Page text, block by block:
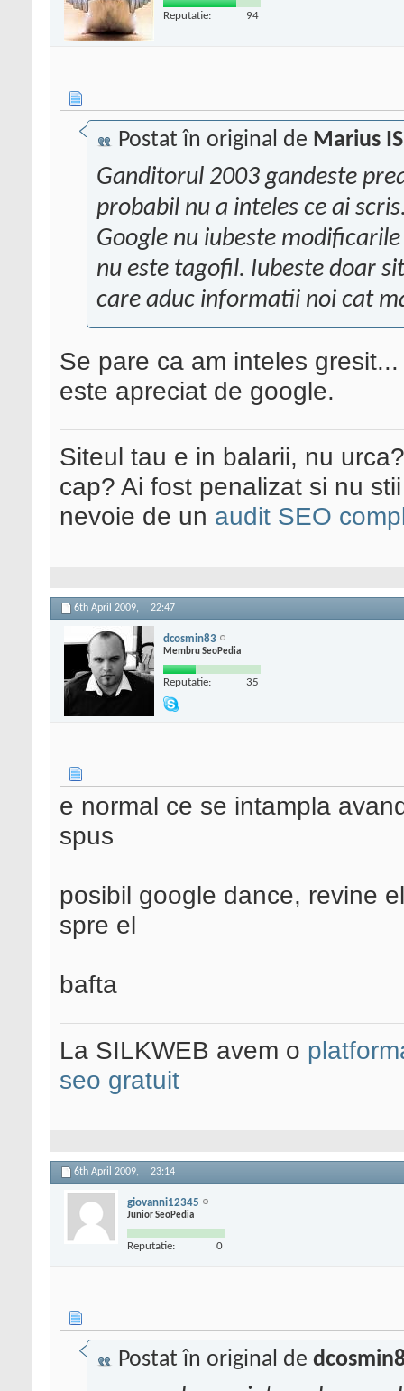
Reputatie: 94
Postat în original de Marius
Ganditorul 2003 gandeste
probabil nu a inteles ce ai
Google nu iubeste
nu este tagofil. Iubeste doar
care aduc informatii noi cat
Se pare ca am inteles
este apreciat de google.
Siteul tau e in balarii, nu
cap? Ai fost penalizat si nu
nevoie de un audit SEO
6th April 2009, 22:47
dcosmin83
Membru SeoPedia
Reputatie: 35
e normal ce se intampla
spus
posibil google dance, revine
spre el
bafta
La SILKWEB avem o
seo gratuit
6th April 2009, 23:14
giovanni12345
Junior SeoPedia
Reputatie: 0
Postat în original de